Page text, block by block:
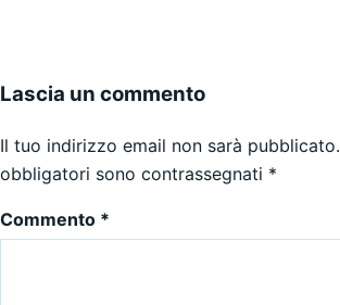
Lascia un commento
Il tuo indirizzo email non sarà pubblicato.
obbligatori sono contrassegnati *
Commento *